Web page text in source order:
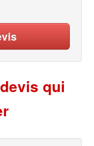
qui